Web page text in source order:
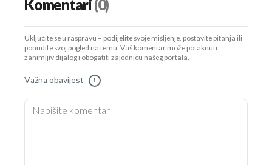
Komentari(0)
Uključite se u raspravu – podijelite svoje mišljenje, postavite pitanja ili
ponudite svoj pogled na temu. Vaš komentar može potaknuti
zanimljiv dijalog i obogatiti zajednicu našeg portala.
Važna obavijest !